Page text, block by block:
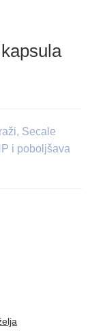
Secale
i poboljšava